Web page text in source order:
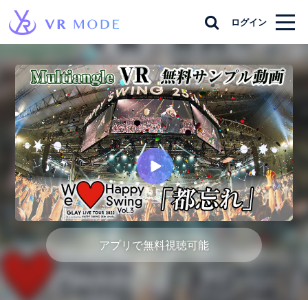
ログイン
アプリで無料視聴可能